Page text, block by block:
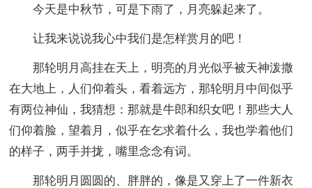
今天是中秋节，可是下雨了，月亮躲起来了。
让我来说说我心中我们是怎样赏月的吧！
那轮明月高挂在天上，明亮的月光似乎被天神泼撒
在大地上，人们仰着头，看着远方，那轮明月中间似乎
有两位神仙，我猜想：那就是牛郎和织女吧！那些大人
们仰着脸，望着月，似乎在乞求着什么，我也学着他们
的样子，两手并拢，嘴里念念有词。
那轮明月圆圆的、胖胖的，像是又穿上了一件新衣